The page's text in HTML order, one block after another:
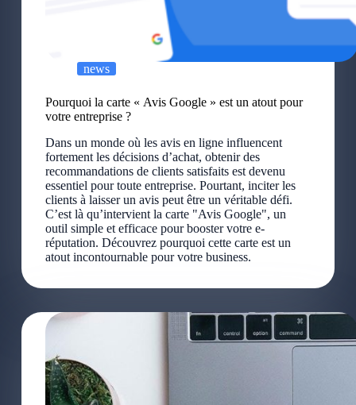
news
Pourquoi la carte « Avis Google » est un atout pour
votre entreprise ?
Dans un monde où les avis en ligne influencent
fortement les décisions d’achat, obtenir des
recommandations de clients satisfaits est devenu
essentiel pour toute entreprise. Pourtant, inciter les
clients à laisser un avis peut être un véritable défi.
C’est là qu’intervient la carte "Avis Google", un
outil simple et efficace pour booster votre e-
réputation. Découvrez pourquoi cette carte est un
atout incontournable pour votre business.